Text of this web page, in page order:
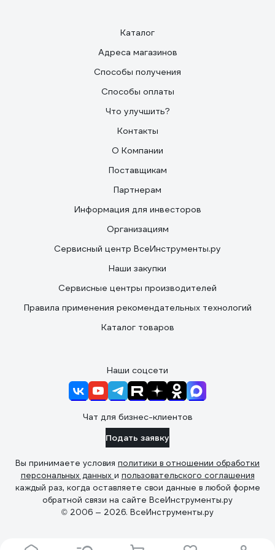
Каталог
Адреса магазинов
Способы получения
Способы оплаты
Что улучшить?
Контакты
О Компании
Поставщикам
Партнерам
Информация для инвесторов
Организациям
Сервисный центр ВсеИнструменты.ру
Наши закупки
Сервисные центры производителей
Правила применения рекомендательных технологий
Каталог товаров
Наши соцсети
Чат для бизнес-клиентов
Подать заявку
Вы принимаете условия политики в отношении обработки
персональных данных и пользовательского соглашения
каждый раз, когда оставляете свои данные в любой форме
обратной связи на сайте ВсеИнструменты.ру
© 2006 — 2026. ВсеИнструменты.ру